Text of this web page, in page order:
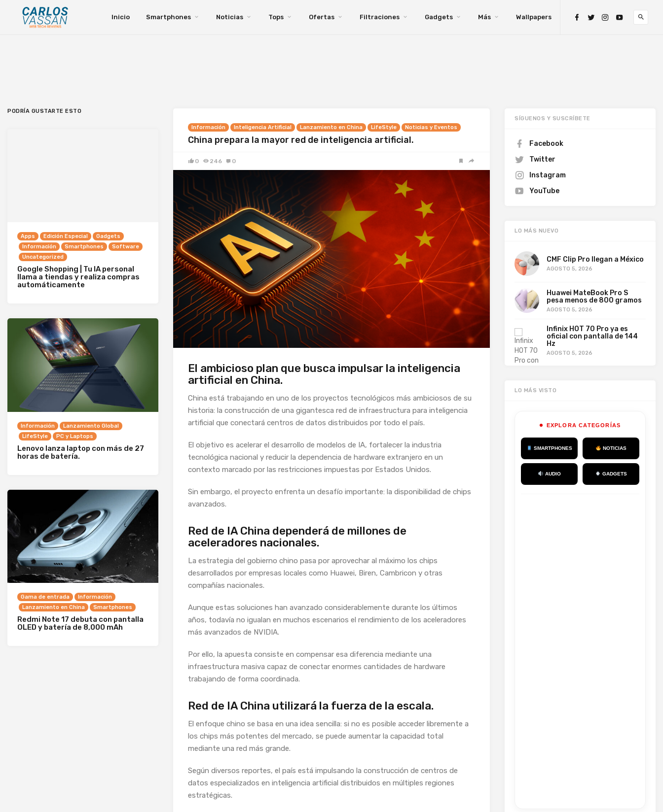
Inicio Smartphones Noticias Tops Ofertas Filtraciones Gadgets Más Wallpapers
Información Inteligencia Artificial Lanzamiento en China LifeStyle Noticias y Eventos
China prepara la mayor red de inteligencia artificial.
0 246 0
El ambicioso plan que busca impulsar la inteligencia
artificial en China.
China está trabajando en uno de los proyectos tecnológicos más ambiciosos de su
historia: la construcción de una gigantesca red de infraestructura para inteligencia
artificial que conectará centros de datos distribuidos por todo el país.
El objetivo es acelerar el desarrollo de modelos de IA, fortalecer la industria
tecnológica nacional y reducir la dependencia de hardware extranjero en un
contexto marcado por las restricciones impuestas por Estados Unidos.
Sin embargo, el proyecto enfrenta un desafío importante: la disponibilidad de chips
avanzados.
Red de IA China dependerá de millones de
aceleradores nacionales.
La estrategia del gobierno chino pasa por aprovechar al máximo los chips
desarrollados por empresas locales como Huawei, Biren, Cambricon y otras
compañías nacionales.
Aunque estas soluciones han avanzado considerablemente durante los últimos
años, todavía no igualan en muchos escenarios el rendimiento de los aceleradores
más avanzados de NVIDIA.
Por ello, la apuesta consiste en compensar esa diferencia mediante una
infraestructura masiva capaz de conectar enormes cantidades de hardware
trabajando de forma coordinada.
Red de IA China utilizará la fuerza de la escala.
El enfoque chino se basa en una idea sencilla: si no es posible acceder libremente a
los chips más potentes del mercado, se puede aumentar la capacidad total
mediante una red más grande.
Según diversos reportes, el país está impulsando la construcción de centros de
datos especializados en inteligencia artificial distribuidos en múltiples regiones
estratégicas.
PODRÍA GUSTARTE ESTO
Apps Edición Especial
Gadgets
Información
Smartphones
Software
Uncategorized
Google Shopping | Tu IA personal
llama a tiendas y realiza compras
automáticamente
Información
Lanzamiento Global
LifeStyle
PC y Laptops
Lenovo lanza laptop con más de 27
horas de batería.
Gama de entrada
Información
Lanzamiento en China
Smartphones
Redmi Note 17 debuta con pantalla
OLED y batería de 8,000 mAh
SÍGUENOS Y SUSCRÍBETE
Facebook
Twitter
Instagram
YouTube
LO MÁS NUEVO
CMF Clip Pro llegan a México
AGOSTO 5, 2026
Huawei MateBook Pro S
pesa menos de 800 gramos
AGOSTO 5, 2026
Infinix HOT 70 Pro ya es
oficial con pantalla de 144
Hz
AGOSTO 5, 2026
LO MÁS VISTO
EXPLORA CATEGORÍAS
SMARTPHONES NOTICIAS
AUDIO GADGETS